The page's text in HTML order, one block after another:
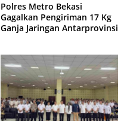
Polres Metro Bekasi
Gagalkan Pengiriman 17 Kg
Ganja Jaringan Antarprovinsi